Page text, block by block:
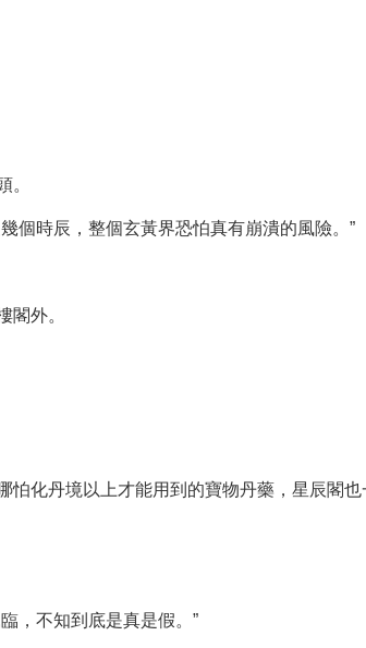
。
個時辰，整個玄黃界恐怕真有崩潰的風險。”
閣外。
化丹境以上才能用到的寶物丹藥，星辰閣也
，不知到底是真是假。”